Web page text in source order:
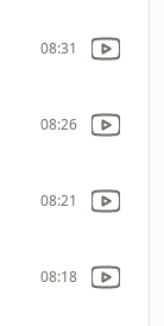
08:31
08:26
08:21
08:18